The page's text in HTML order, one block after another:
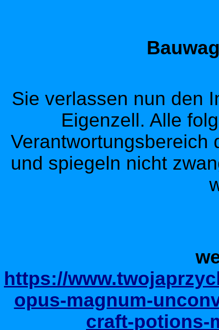
Sie verlassen nun den
Eigenzell. Alle
Verantwortungsbereich
und spiegeln nicht
https://
opus-magnum-
craft-potions-